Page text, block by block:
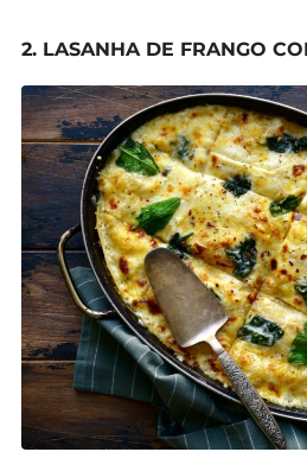
2. LASANHA DE FRANGO